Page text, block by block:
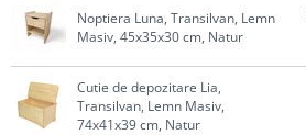
Noptiera Luna, Transilvan, Lemn
Masiv, 45x35x30 cm, Natur
Cutie de depozitare Lia,
Transilvan, Lemn Masiv,
74x41x39 cm, Natur